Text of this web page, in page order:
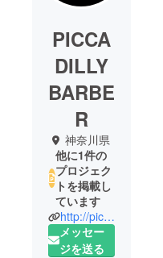
PICCA
DILLY
BARBE
R
神奈川県
他に1件の
プロジェク
トを掲載し
ています
http://piccadillybarber.com
メッセー
ジを送る